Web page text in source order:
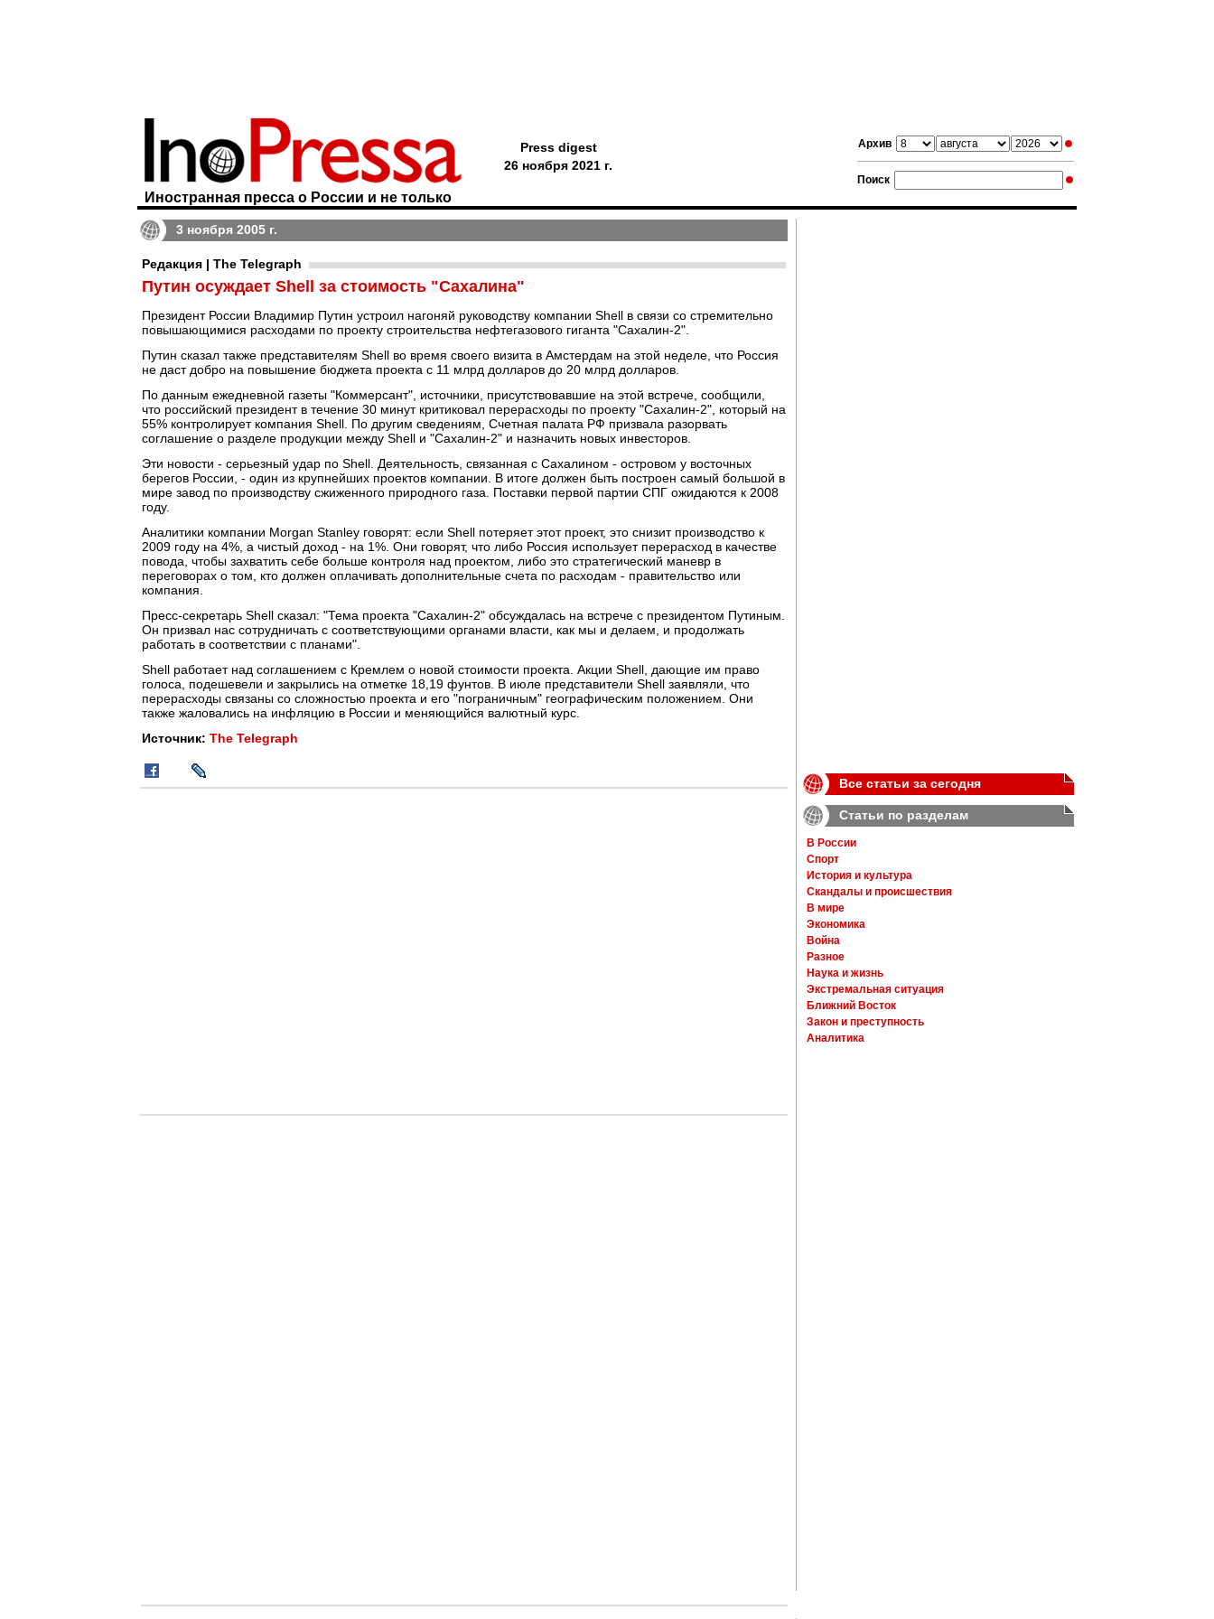
Архив
Поиск
Иностранная пресса о России и не только
Press digest
26 ноября 2021 г.
3 ноября 2005 г.
Редакция | The Telegraph
Путин осуждает Shell за стоимость "Сахалина"
Президент России Владимир Путин устроил нагоняй руководству компании Shell в связи со стремительно
повышающимися расходами по проекту строительства нефтегазового гиганта "Сахалин-2".
Путин сказал также представителям Shell во время своего визита в Амстердам на этой неделе, что Россия
не даст добро на повышение бюджета проекта с 11 млрд долларов до 20 млрд долларов.
По данным ежедневной газеты "Коммерсант", источники, присутствовавшие на этой встрече, сообщили,
что российский президент в течение 30 минут критиковал перерасходы по проекту "Сахалин-2", который на
55% контролирует компания Shell. По другим сведениям, Счетная палата РФ призвала разорвать
соглашение о разделе продукции между Shell и "Сахалин-2" и назначить новых инвесторов.
Эти новости - серьезный удар по Shell. Деятельность, связанная с Сахалином - островом у восточных
берегов России, - один из крупнейших проектов компании. В итоге должен быть построен самый большой в
мире завод по производству сжиженного природного газа. Поставки первой партии СПГ ожидаются к 2008
году.
Аналитики компании Morgan Stanley говорят: если Shell потеряет этот проект, это снизит производство к
2009 году на 4%, а чистый доход - на 1%. Они говорят, что либо Россия использует перерасход в качестве
повода, чтобы захватить себе больше контроля над проектом, либо это стратегический маневр в
переговорах о том, кто должен оплачивать дополнительные счета по расходам - правительство или
компания.
Пресс-секретарь Shell сказал: "Тема проекта "Сахалин-2" обсуждалась на встрече с президентом Путиным.
Он призвал нас сотрудничать с соответствующими органами власти, как мы и делаем, и продолжать
работать в соответствии с планами".
Shell работает над соглашением с Кремлем о новой стоимости проекта. Акции Shell, дающие им право
голоса, подешевели и закрылись на отметке 18,19 фунтов. В июле представители Shell заявляли, что
перерасходы связаны со сложностью проекта и его "пограничным" географическим положением. Они
также жаловались на инфляцию в России и меняющийся валютный курс.
Источник: The Telegraph
Все статьи за сегодня
Статьи по разделам
В России
Спорт
История и культура
Скандалы и происшествия
В мире
Экономика
Война
Разное
Наука и жизнь
Экстремальная ситуация
Ближний Восток
Закон и преступность
Аналитика